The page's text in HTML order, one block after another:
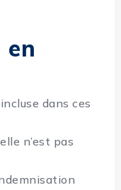
en
dans ces
n’est pas